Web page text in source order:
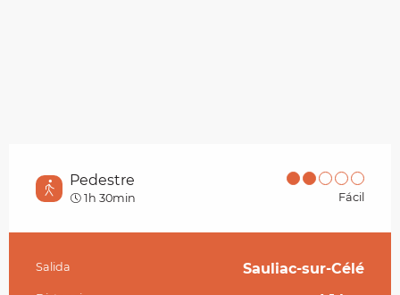
Pedestre
1h 30min Fácil
Información práctica
Salida Sauliac-sur-Célé